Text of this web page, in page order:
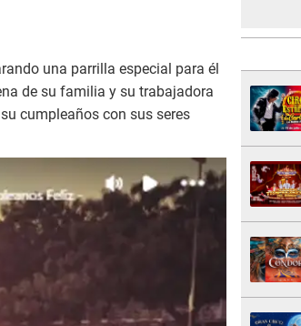
una parrilla especial para él
de su familia y su trabajadora
cumpleaños con sus seres